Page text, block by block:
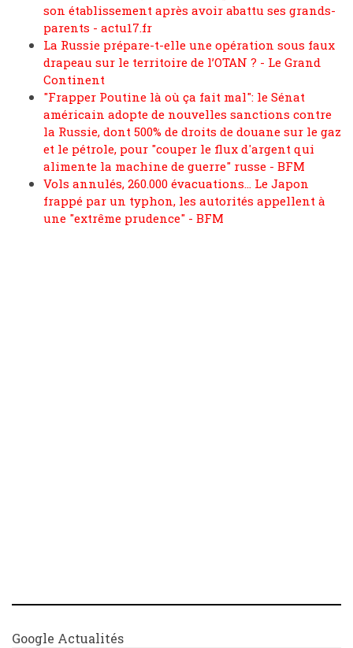
son établissement après avoir abattu ses grands-
parents - actu17.fr
La Russie prépare-t-elle une opération sous faux
drapeau sur le territoire de l’OTAN ? - Le Grand
Continent
"Frapper Poutine là où ça fait mal": le Sénat
américain adopte de nouvelles sanctions contre
la Russie, dont 500% de droits de douane sur le gaz
et le pétrole, pour "couper le flux d'argent qui
alimente la machine de guerre" russe - BFM
Vols annulés, 260.000 évacuations... Le Japon
frappé par un typhon, les autorités appellent à
une "extrême prudence" - BFM
Google Actualités